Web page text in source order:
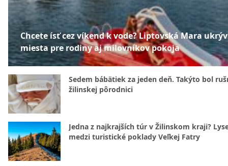
Chcete ísť cez víkend k vode? Liptovská Mara
miesta pre rodiny aj milovníkov pokoja
Sedem bábätiek za jeden deň. Takýto bol
žilinskej pôrodnici
Jedna z najkrajších túr v Žilinskom kraji?
medzi turistické poklady Veľkej Fatry